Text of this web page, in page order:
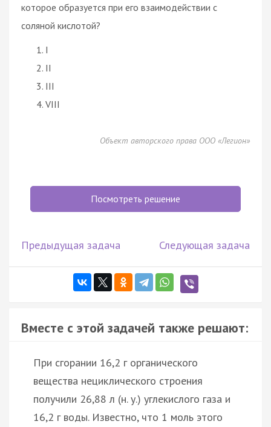
которое образуется при его взаимодействии с
соляной кислотой?
I
II
III
VIII
Объект авторского права ООО «Легион»
Посмотреть решение
Предыдущая задача Следующая задача
Вместе с этой задачей также решают:
При сгорании 16,2 г органического
вещества нециклического строения
получили 26,88 л (н. у.) углекислого газа и
16,2 г воды. Известно, что 1 моль этого